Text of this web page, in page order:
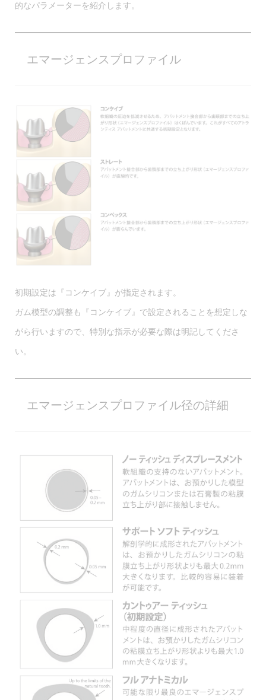
的なパラメーターを紹介します。
エマージェンスプロファイル
初期設定は『コンケイブ』が指定されます。
ガム模型の調整も『コンケイブ』で設定されることを想定しな
がら行いますので、特別な指示が必要な際は明記してくださ
い。
エマージェンスプロファイル径の詳細